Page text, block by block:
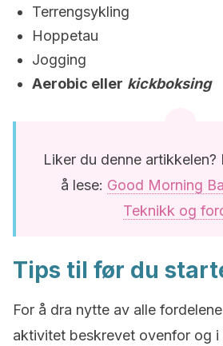
Terrengsykling
Hoppetau
Jogging
Aerobic eller kickboksing
Liker du denne
å lese: Good Morning
Teknikk og
Tips til før du
For å dra nytte av alle
aktivitet beskrevet ovenfor og i